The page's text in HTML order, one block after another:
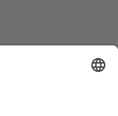
zur